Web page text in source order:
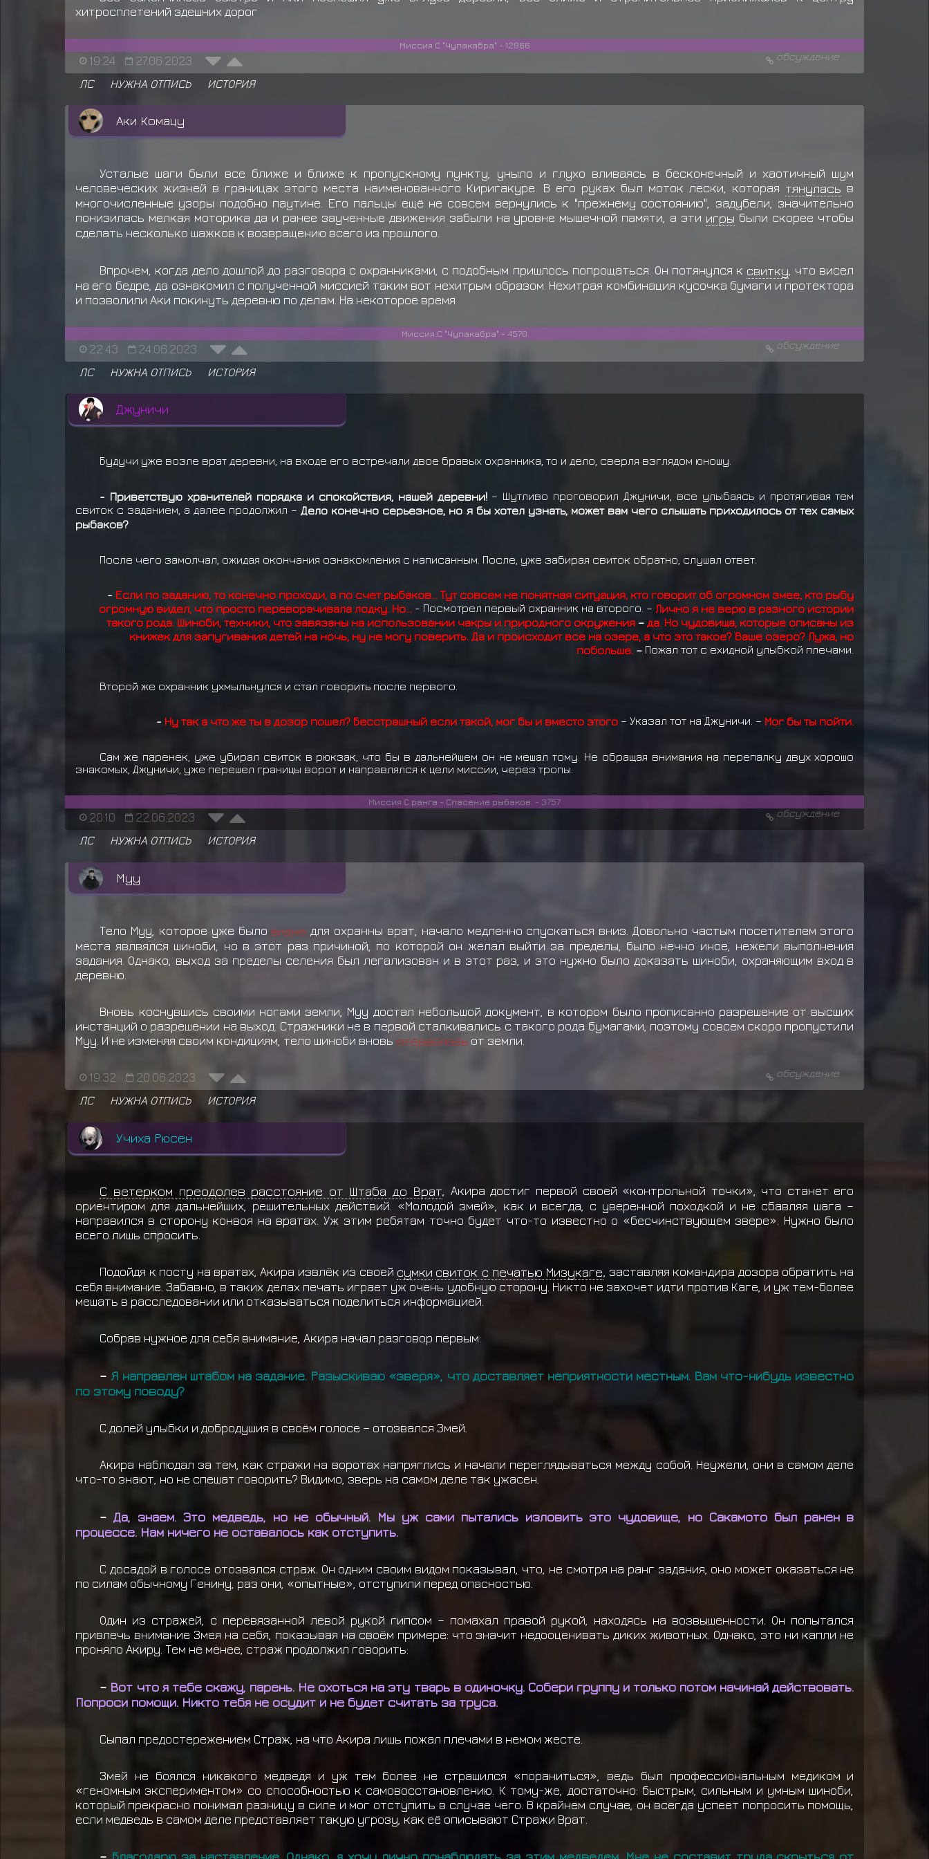
Джуничи
Джуничивыкидывает предметСумка ниндзя(п)
хитросплетений здешних дорог
Миссия С "Чупакабра" - 12966
19:24 27.06.2023 обсуждение
ЛС НУЖНА ОТПИСЬ ИСТОРИЯ
Аки Комацу
Усталые шаги были все ближе и ближе к пропускному пункту, уныло и глухо вливаясь в бесконечный и хаотичный шум
человеческих жизней в границах этого места наименованного Киригакуре. В его руках был моток лески, которая тянулась в
многочисленные узоры подобно паутине. Его пальцы ещё не совсем вернулись к "прежнему состоянию", задубели, значительно
понизилась мелкая моторика да и ранее заученные движения забыли на уровне мышечной памяти, а эти игры были скорее чтобы
сделать несколько шажков к возвращению всего из прошлого.
Впрочем, когда дело дошлой до разговора с охранниками, с подобным пришлось попрощаться. Он потянулся к свитку , что висел
на его бедре, да ознакомил с полученной миссией таким вот нехитрым образом. Нехитрая комбинация кусочка бумаги и протектора
и позволили Аки покинуть деревню по делам. На некоторое время
Миссия С "Чупакабра" - 4570
22:43 24.06.2023 обсуждение
ЛС НУЖНА ОТПИСЬ ИСТОРИЯ
Джуничи
Будучи уже возле врат деревни, на входе его встречали двое бравых охранника, то и дело, сверля взглядом юношу.
- Приветствую хранителей порядка и спокойствия, нашей деревни!– Шутливо проговорил Джуничи, все улыбаясь и протягивая тем
свиток с заданием, а далее продолжил – Дело конечно серьезное, но я бы хотел узнать, может вам чего слышать приходилось от тех самых
рыбаков?
После чего замолчал, ожидая окончания ознакомления с написанным. После, уже забирая свиток обратно, слушал ответ.
- Если по заданию, то конечно проходи, а по счет рыбаков… Тут совсем не понятная ситуация, кто говорит об огромном змее, кто рыбу
огромную видел, что просто переворачивала лодку. Но… - Посмотрел первый охранник на второго. – Лично я не верю в разного истории
такого рода. Шиноби, техники, что завязаны на использовании чакры и природного окружения – да. Но чудовища, которые описаны из
книжек для запугивания детей на ночь, ну не могу поверить. Да и происходит все на озере, а что это такое? Ваше озеро? Лужа, но
побольше. – Пожал тот с ехидной улыбкой плечами.
Второй же охранник ухмыльнулся и стал говорить после первого.
- Ну так а что же ты в дозор пошел? Бесстрашный если такой, мог бы и вместо этого – Указал тот на Джуничи. – Мог бы ты пойти.
Сам же паренек, уже убирал свиток в рюкзак, что бы в дальнейшем он не мешал тому. Не обращая внимания на перепалку двух хорошо
знакомых, Джуничи, уже перешел границы ворот и направлялся к цели миссии, через тропы.
Миссия С ранга - Спасение рыбаков. - 3757
20:10 22.06.2023 обсуждение
ЛС НУЖНА ОТПИСЬ ИСТОРИЯ
Муу
Тело Муу, которое уже быловиднодля охранны врат, начало медленно спускаться вниз. Довольно частым посетителем этого
места явлвялся шиноби, но в этот раз причиной, по которой он желал выйти за пределы, было нечно иное, нежели выполнения
задания. Однако, выход за пределы селения был легализован и в этот раз, и это нужно было доказать шиноби, охраняющим вход в
деревню.
Вновь коснувшись своими ногами земли, Муу достал небольшой документ, в котором было прописанно разрешение от высших
инстанций о разрешении на выход. Стражники не в первой сталкивались с такого рода бумагами, поэтому совсем скоро пропустили
Муу. И не изменяя своим кондициям, тело шиноби вновьоторвалосьот земли.
19:32 20.06.2023 обсуждение
ЛС НУЖНА ОТПИСЬ ИСТОРИЯ
Учиха Рюсен
С ветерком преодолев расстояние от Штаба до Врат , Акира достиг первой своей «контрольной точки», что станет его
ориентиром для дальнейших, решительных действий. «Молодой змей», как и всегда, с уверенной походкой и не сбавляя шага –
направился в сторону конвоя на вратах. Уж этим ребятам точно будет что-то известно о «бесчинствующем звере». Нужно было
всего лишь спросить.
Подойдя к посту на вратах, Акира извлёк из своей сумки свиток с печатью Мизукаге , заставляя командира дозора обратить на
себя внимание. Забавно, в таких делах печать играет уж очень удобную сторону. Никто не захочет идти против Каге, и уж тем-более
мешать в расследовании или отказываться поделиться информацией.
Собрав нужное для себя внимание, Акира начал разговор первым:
– Я направлен штабом на задание. Разыскиваю «зверя», что доставляет неприятности местным. Вам что-нибудь известно
по этому поводу?
С долей улыбки и добродушия в своём голосе – отозвался Змей.
Акира наблюдал за тем, как стражи на воротах напряглись и начали переглядываться между собой. Неужели, они в самом деле
что-то знают, но не спешат говорить? Видимо, зверь на самом деле так ужасен.
–Да, знаем. Это медведь, но не обычный. Мы уж сами пытались изловить это чудовище, но Сакамото был ранен в
процессе. Нам ничего не оставалось как отступить.
С досадой в голосе отозвался страж. Он одним своим видом показывал, что, не смотря на ранг задания, оно может оказаться не
по силам обычному Генину, раз они, «опытные», отступили перед опасностью.
Один из стражей, с перевязанной левой рукой гипсом – помахал правой рукой, находясь на возвышенности. Он попытался
привлечь внимание Змея на себя, показывая на своём примере: что значит недооценивать диких животных. Однако, это ни капли не
проняло Акиру. Тем не менее, страж продолжил говорить:
– Вот что я тебе скажу, парень. Не охоться на эту тварь в одиночку. Собери группу и только потом начинай действовать.
Попроси помощи. Никто тебя не осудит и не будет считать за труса.
Сыпал предостережением Страж, на что Акира лишь пожал плечами в немом жесте.
Змей не боялся никакого медведя и уж тем более не страшился «пораниться», ведь был профессиональным медиком и
«геномным экспериментом» со способностью к самовосстановлению. К тому-же, достаточно: быстрым, сильным и умным шиноби,
который прекрасно понимал разницу в силе и мог отступить в случае чего. В крайнем случае, он всегда успеет попросить помощь,
если медведь в самом деле представляет такую угрозу, как её описывают Стражи Врат.